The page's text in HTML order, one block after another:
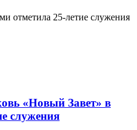
отметила 25-летие служения
«Новый Завет» в
служения